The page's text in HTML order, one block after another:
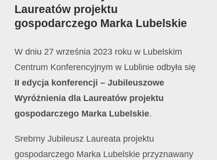
Laureatów projektu
gospodarczego Marka Lubelskie
W dniu 27 września 2023 roku w Lubelskim
Centrum Konferencyjnym w Lublinie odbyła się
II edycja konferencji – Jubileuszowe
Wyróżnienia dla Laureatów projektu
gospodarczego Marka Lubelskie.
Srebrny Jubileusz Laureata projektu
gospodarczego Marka Lubelskie przyznawany